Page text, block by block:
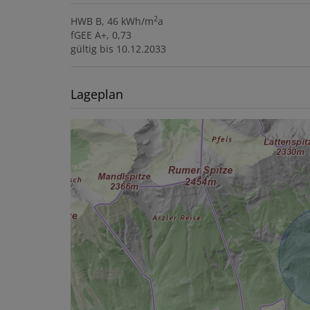
HWB B, 46 kWh/m2a
fGEE A+, 0,73
gültig bis 10.12.2033
Lageplan